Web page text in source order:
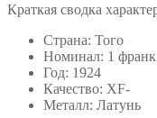
Краткая сводка
Страна: Того
Номинал: 1 франк
Год: 1924
Качество: XF-
Металл: Латунь